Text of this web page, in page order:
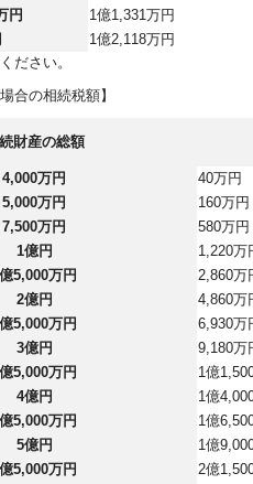
円 1億1,331万円
1億2,118万円
ださい。
合の相続税額】
財産の総額
4,000万円
40万円
5,000万円
160万円
7,500万円
580万円
1億円
1,220万
5,000万円
2,860万
2億円
4,860万
5,000万円
6,930万
3億円
9,180万
5,000万円
1億
4億円
1億
5,000万円
1億
5億円
1億
5,000万円
2億